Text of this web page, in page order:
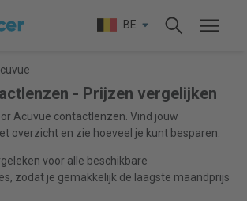
BE
- Prijzen vergelijken
Acuvue contactlenzen. Vind jouw
overzicht en zie hoeveel je kunt besparen.
voor alle beschikbare
zodat je gemakkelijk de laagste maandprijs